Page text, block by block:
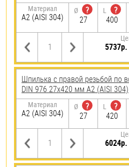
Материал
А2 (AISI 304)
Ø
?
27
L
?
400
Шпилька с правой резьбой по
DIN 976 27х420 мм А2 (AISI 304)
Материал
А2 (AISI 304)
Ø
?
27
L
?
420